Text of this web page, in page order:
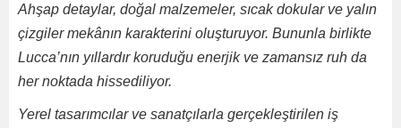
Ahşap detaylar, doğal malzemeler, sıcak dokular ve yalın
çizgiler mekânın karakterini oluşturuyor. Bununla birlikte
Lucca’nın yıllardır koruduğu enerjik ve zamansız ruh da
her noktada hissediliyor.
Yerel tasarımcılar ve sanatçılarla gerçekleştirilen iş